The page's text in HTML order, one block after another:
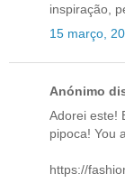
inspiração,
15 março,
Anónimo
Adorei este!
pipoca! You
https://